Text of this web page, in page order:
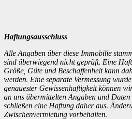
Haftungsausschluss
Alle Angaben über diese Immobilie
sind überwiegend nicht geprüft. Eine
Größe, Güte und Beschaffenheit kann
werden. Eine separate Vermessung
genauester Gewissenhaftigkeit können
an uns übermittelten Angaben und
schließen eine Haftung daher aus.
Zwischenvermietung vorbehalten.